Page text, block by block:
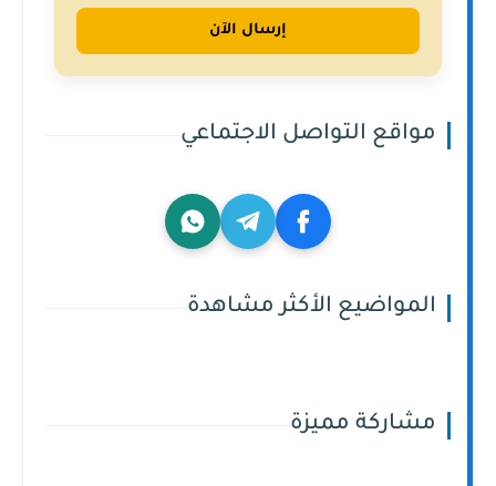
إرسال الآن
مواقع التواصل الاجتماعي
المواضيع الأكثر مشاهدة
مشاركة مميزة